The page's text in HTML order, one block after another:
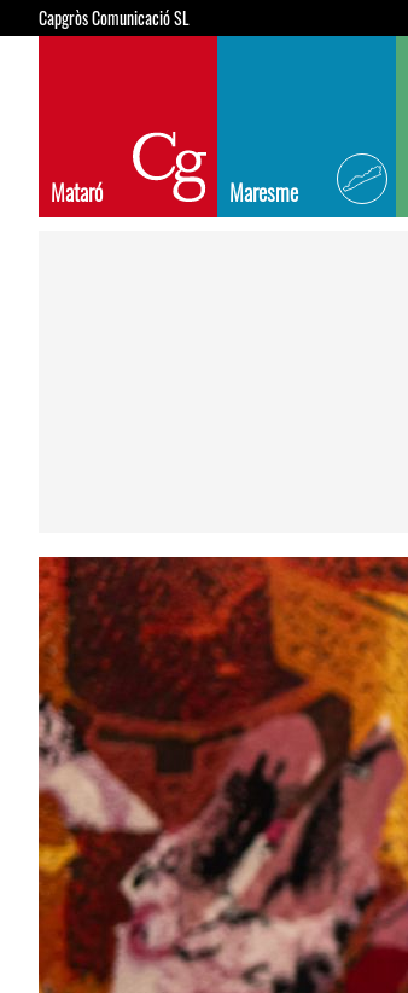
Capgròs Comunicació SL
Mataró Maresme